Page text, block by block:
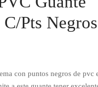
C/Pts
con puntos negros de pvc